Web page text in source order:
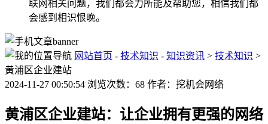
联网相关问题，我们都会力所能及帮助您，相信我们都
会感到相识恨晚。
网站首页 - 技术知识 - 知识资讯 > 技术知识 >
黄浦区企业建站
2024-11-27 00:50:54 浏览次数：68 作者：挖机会网络
黄浦区企业建站：让企业拥有更强的网络